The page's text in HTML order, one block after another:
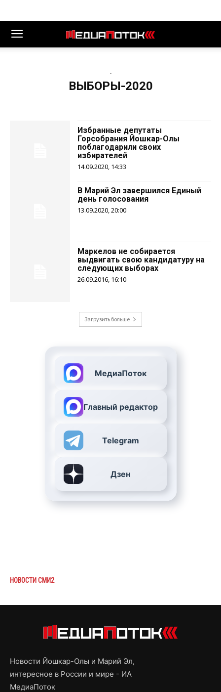
-
ВЫБОРЫ-2020
Избранные депутаты
Горсобрания Йошкар-Олы
поблагодарили своих
избирателей
14.09.2020, 14:33
В Марий Эл завершился Единый
день голосования
13.09.2020, 20:00
Маркелов не собирается
выдвигать свою кандидатуру на
следующих выборах
26.09.2016, 16:10
Загрузить больше
МедиаПоток
Главный редактор
Telegram
Дзен
НОВОСТИ СМИ2
Новости Йошкар-Олы и Марий Эл,
интересное в России и мире - ИА
МедиаПоток